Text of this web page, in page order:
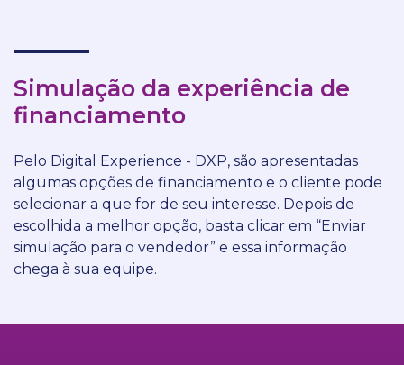
Simulação da experiência de
financiamento
Pelo Digital Experience - DXP, são apresentadas
algumas opções de financiamento e o cliente pode
selecionar a que for de seu interesse. Depois de
escolhida a melhor opção, basta clicar em “Enviar
simulação para o vendedor” e essa informação
chega à sua equipe.